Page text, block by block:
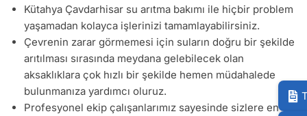
Kütahya Çavdarhisar su arıtma bakımı ile hiçbir problem
yaşamadan kolayca işlerinizi tamamlayabilirsiniz.
Çevrenin zarar görmemesi için suların doğru bir şekilde
arıtılması sırasında meydana gelebilecek olan
aksaklıklara çok hızlı bir şekilde hemen müdahalede
bulunmanıza yardımcı oluruz.
Profesyonel ekip çalışanlarımız sayesinde sizlere en